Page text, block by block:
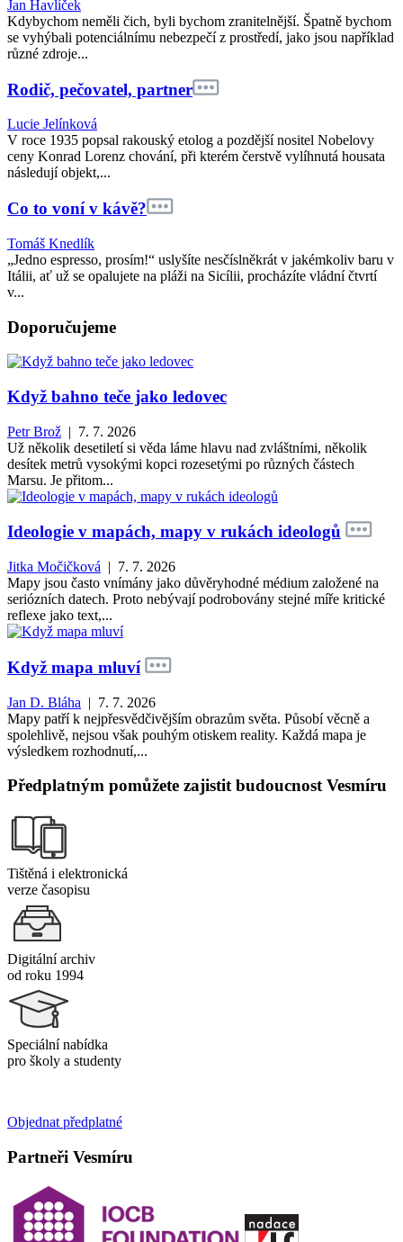
Jan Havlíček
Kdybychom neměli čich, byli bychom zranitelnější. Špatně bychom
se vyhýbali potenciálnímu nebezpečí z prostředí, jako jsou například
různé zdroje...
Rodič, pečovatel, partner
Lucie Jelínková
V roce 1935 popsal rakouský etolog a pozdější nositel Nobelovy
ceny Konrad Lorenz chování, při kterém čerstvě vylíhnutá housata
následují objekt,...
Co to voní v kávě?
Tomáš Knedlík
„Jedno espresso, prosím!“ uslyšíte nesčíslněkrát v jakémkoliv baru v
Itálii, ať už se opalujete na pláži na Sicílii, procházíte vládní čtvrtí
v...
Doporučujeme
Když bahno teče jako ledovec
Petr Brož | 7. 7. 2026
Už několik desetiletí si věda láme hlavu nad zvláštními, několik
desítek metrů vysokými kopci rozesetými po různých částech
Marsu. Je přitom...
Ideologie v mapách, mapy v rukách ideologů
Jitka Močičková | 7. 7. 2026
Mapy jsou často vnímány jako důvěryhodné médium založené na
seriózních datech. Proto nebývají podrobovány stejné míře kritické
reflexe jako text,...
Když mapa mluví
Jan D. Bláha | 7. 7. 2026
Mapy patří k nejpřesvědčivějším obrazům světa. Působí věcně a
spolehlivě, nejsou však pouhým otiskem reality. Každá mapa je
výsledkem rozhodnutí,...
Předplatným pomůžete zajistit budoucnost Vesmíru
Tištěná i elektronická
verze časopisu
Digitální archiv
od roku 1994
Speciální nabídka
pro školy a studenty
Objednat předplatné
Partneři Vesmíru